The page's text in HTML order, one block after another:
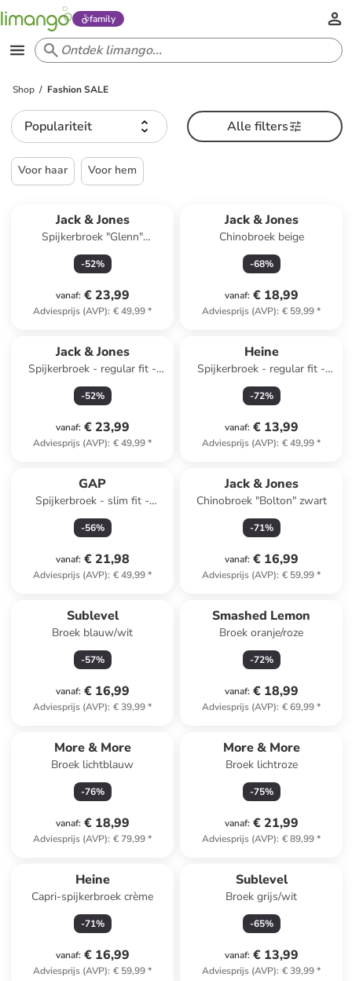
family
Shop Fashion SALE
Populariteit Alle filters
Voor haar Voor hem
Jack & Jones
Spijkerbroek "Glenn"
lichtblauw
-52%
vanaf: € 23,99
Adviesprijs (AVP): € 49,99*
Jack & Jones
Chinobroek beige
-68%
vanaf: € 18,99
Adviesprijs (AVP): € 59,99*
Jack & Jones
Spijkerbroek - regular fit -
blauw
-52%
vanaf: € 23,99
Adviesprijs (AVP): € 49,99*
Heine
Spijkerbroek - regular fit -
zwart
-72%
vanaf: € 13,99
Adviesprijs (AVP): € 49,99*
GAP
Spijkerbroek - slim fit -
donkerblauw
-56%
vanaf: € 21,98
Adviesprijs (AVP): € 49,99*
Jack & Jones
Chinobroek "Bolton" zwart
-71%
vanaf: € 16,99
Adviesprijs (AVP): € 59,99*
Sublevel
Broek blauw/wit
-57%
vanaf: € 16,99
Adviesprijs (AVP): € 39,99*
Smashed Lemon
Broek oranje/roze
-72%
vanaf: € 18,99
Adviesprijs (AVP): € 69,99*
More & More
Broek lichtblauw
-76%
vanaf: € 18,99
Adviesprijs (AVP): € 79,99*
More & More
Broek lichtroze
-75%
vanaf: € 21,99
Adviesprijs (AVP): € 89,99*
Heine
Capri-spijkerbroek crème
-71%
vanaf: € 16,99
Adviesprijs (AVP): € 59,99*
Sublevel
Broek grijs/wit
-65%
vanaf: € 13,99
Adviesprijs (AVP): € 39,99*